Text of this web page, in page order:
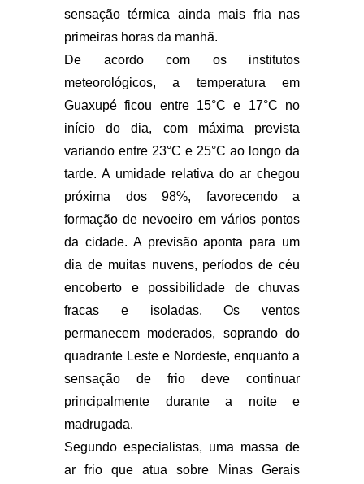
sensação térmica ainda mais fria nas
primeiras horas da manhã.
De acordo com os institutos
meteorológicos, a temperatura em
Guaxupé ficou entre 15°C e 17°C no
início do dia, com máxima prevista
variando entre 23°C e 25°C ao longo da
tarde. A umidade relativa do ar chegou
próxima dos 98%, favorecendo a
formação de nevoeiro em vários pontos
da cidade. A previsão aponta para um
dia de muitas nuvens, períodos de céu
encoberto e possibilidade de chuvas
fracas e isoladas. Os ventos
permanecem moderados, soprando do
quadrante Leste e Nordeste, enquanto a
sensação de frio deve continuar
principalmente durante a noite e
madrugada.
Segundo especialistas, uma massa de
ar frio que atua sobre Minas Gerais